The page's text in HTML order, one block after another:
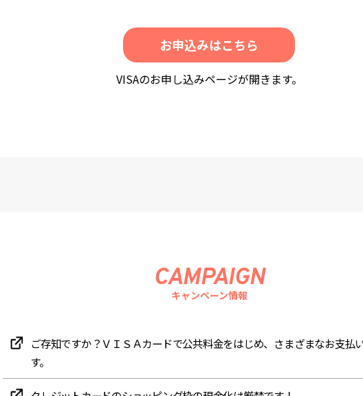
お申込みはこちら
VISAのお申し込みページが開きます。
CAMPAIGN
キャンペーン情報
ご存知ですか？ＶＩＳＡカードで公共料金をはじめ、さまざまなお支払
す。